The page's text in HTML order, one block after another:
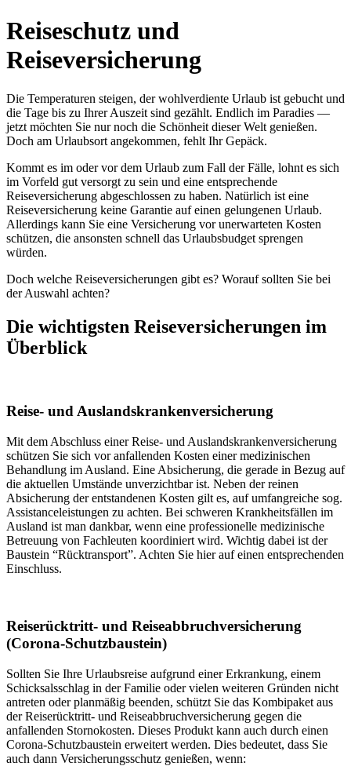
Reiseschutz und
Reiseversicherung
Die Temperaturen steigen, der wohlverdiente Urlaub ist gebucht und
die Tage bis zu Ihrer Auszeit sind gezählt. Endlich im Paradies —
jetzt möchten Sie nur noch die Schönheit dieser Welt genießen.
Doch am Urlaubsort angekommen, fehlt Ihr Gepäck.
Kommt es im oder vor dem Urlaub zum Fall der Fälle, lohnt es sich
im Vorfeld gut versorgt zu sein und eine entsprechende
Reiseversicherung abgeschlossen zu haben. Natürlich ist eine
Reiseversicherung keine Garantie auf einen gelungenen Urlaub.
Allerdings kann Sie eine Versicherung vor unerwarteten Kosten
schützen, die ansonsten schnell das Urlaubsbudget sprengen
würden.
Doch welche Reiseversicherungen gibt es? Worauf sollten Sie bei
der Auswahl achten?
Die wichtigsten Reiseversicherungen im
Überblick
Reise- und Auslandskrankenversicherung
Mit dem Abschluss einer Reise- und Auslandskrankenversicherung
schützen Sie sich vor anfallenden Kosten einer medizinischen
Behandlung im Ausland. Eine Absicherung, die gerade in Bezug auf
die aktuellen Umstände unverzichtbar ist. Neben der reinen
Absicherung der entstandenen Kosten gilt es, auf umfangreiche sog.
Assistanceleistungen zu achten. Bei schweren Krankheitsfällen im
Ausland ist man dankbar, wenn eine professionelle medizinische
Betreuung von Fachleuten koordiniert wird. Wichtig dabei ist der
Baustein “Rücktransport”. Achten Sie hier auf einen entsprechenden
Einschluss.
Reiserücktritt- und Reiseabbruchversicherung
(Corona-Schutzbaustein)
Sollten Sie Ihre Urlaubsreise aufgrund einer Erkrankung, einem
Schicksalsschlag in der Familie oder vielen weiteren Gründen nicht
antreten oder planmäßig beenden, schützt Sie das Kombipaket aus
der Reiserücktritt- und Reiseabbruchversicherung gegen die
anfallenden Stornokosten. Dieses Produkt kann auch durch einen
Corona-Schutzbaustein erweitert werden. Dies bedeutet, dass Sie
auch dann Versicherungsschutz genießen, wenn: